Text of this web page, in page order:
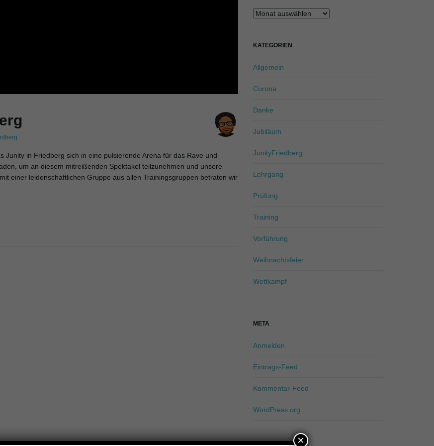
in Friedberg sich in eine pulsierende Arena für das Rave und
um an diesem mitreißenden Spektakel teilzunehmen und unsere
einer leidenschaftlichen Gruppe aus allen Trainingsgruppen betraten wir
Archiv
KATEGORIEN
Allgemein
Corona
Danke
Jubiläum
JunityFriedberg
Lehrgang
Prüfung
Training
Vorführung
Weihnachtsfeier
Wettkampf
META
Anmelden
Eintrags-Feed
Kommentar-Feed
WordPress.org
×